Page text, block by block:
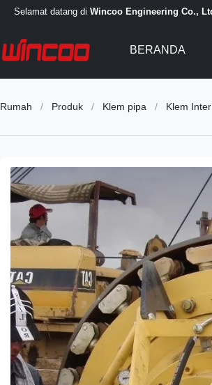
Selamat datang di Wincoo Engineering Co.,
BERANDA
Rumah / Produk / Klem pipa / Klem